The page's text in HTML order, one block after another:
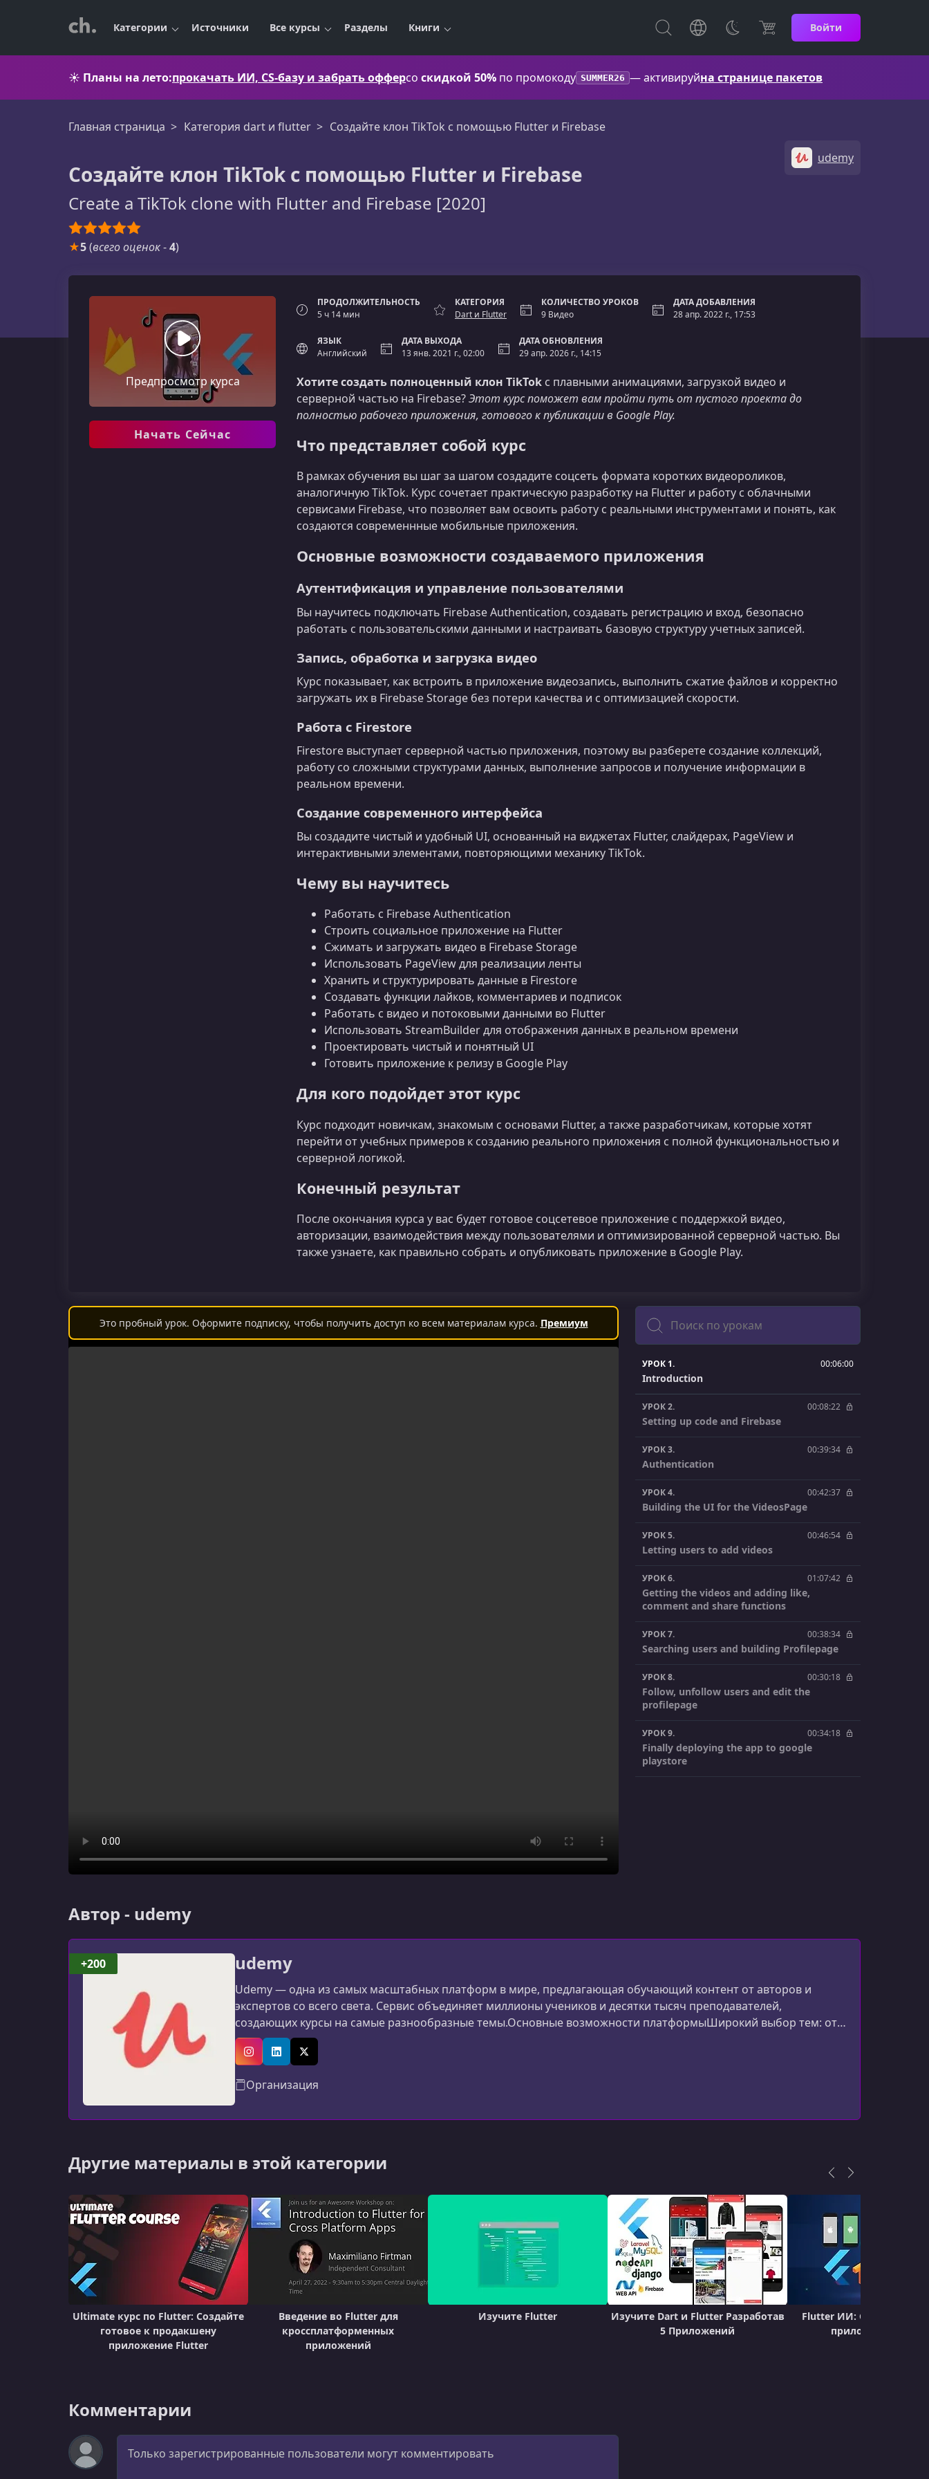
Категории Источники Все курсы Разделы Книги Войти
☀️ Планы на лето:прокачать ИИ, CS-базу и забрать офферсо скидкой 50% по промокоду SUMMER26 — активируйна странице пакетов
Главная страница Категория dart и flutter Создайте клон TikTok с помощью Flutter и Firebase
Создайте клон TikTok с помощью Flutter и Firebase
Create a TikTok clone with Flutter and Firebase [2020]
udemy
★5(всего оценок-4)
Предпросмотр курса
Начать Сейчас
ПРОДОЛЖИТЕЛЬНОСТЬ
5 ч 14 мин
КАТЕГОРИЯ
Dart и Flutter
КОЛИЧЕСТВО УРОКОВ
9 Видео
ДАТА ДОБАВЛЕНИЯ
28 апр. 2022 г., 17:53
ЯЗЫК
Английский
ДАТА ВЫХОДА
13 янв. 2021 г., 02:00
ДАТА ОБНОВЛЕНИЯ
29 апр. 2026 г., 14:15
Хотите создать полноценный клон TikTok с плавными анимациями, загрузкой видео и
серверной частью на Firebase?Этот курс поможет вам пройти путь от пустого проекта до
полностью рабочего приложения, готового к публикации в Google Play.
Что представляет собой курс
В рамках обучения вы шаг за шагом создадите соцсеть формата коротких видеороликов,
аналогичную TikTok. Курс сочетает практическую разработку на Flutter и работу с облачными
сервисами Firebase, что позволяет вам освоить работу с реальными инструментами и понять, как
создаются современнные мобильные приложения.
Основные возможности создаваемого приложения
Аутентификация и управление пользователями
Вы научитесь подключать Firebase Authentication, создавать регистрацию и вход, безопасно
работать с пользовательскими данными и настраивать базовую структуру учетных записей.
Запись, обработка и загрузка видео
Курс показывает, как встроить в приложение видеозапись, выполнить сжатие файлов и корректно
загружать их в Firebase Storage без потери качества и с оптимизацией скорости.
Работа с Firestore
Firestore выступает серверной частью приложения, поэтому вы разберете создание коллекций,
работу со сложными структурами данных, выполнение запросов и получение информации в
реальном времени.
Создание современного интерфейса
Вы создадите чистый и удобный UI, основанный на виджетах Flutter, слайдерах, PageView и
интерактивными элементами, повторяющими механику TikTok.
Чему вы научитесь
Работать с Firebase Authentication
Строить социальное приложение на Flutter
Сжимать и загружать видео в Firebase Storage
Использовать PageView для реализации ленты
Хранить и структурировать данные в Firestore
Создавать функции лайков, комментариев и подписок
Работать с видео и потоковыми данными во Flutter
Использовать StreamBuilder для отображения данных в реальном времени
Проектировать чистый и понятный UI
Готовить приложение к релизу в Google Play
Для кого подойдет этот курс
Курс подходит новичкам, знакомым с основами Flutter, а также разработчикам, которые хотят
перейти от учебных примеров к созданию реального приложения с полной функциональностью и
серверной логикой.
Конечный результат
После окончания курса у вас будет готовое соцсетевое приложение с поддержкой видео,
авторизации, взаимодействия между пользователями и оптимизированной серверной частью. Вы
также узнаете, как правильно собрать и опубликовать приложение в Google Play.
Это пробный урок. Оформите подписку, чтобы получить доступ ко всем материалам курса. Премиум
Поиск
УРОК 1. 00:06:00
Introduction
УРОК 2. 00:08:22
Setting up code and Firebase
УРОК 3. 00:39:34
Authentication
УРОК 4. 00:42:37
Building the UI for the VideosPage
УРОК 5. 00:46:54
Letting users to add videos
УРОК 6. 01:07:42
Getting the videos and adding like,
comment and share functions
УРОК 7. 00:38:34
Searching users and building Profilepage
УРОК 8. 00:30:18
Follow, unfollow users and edit the
profilepage
УРОК 9. 00:34:18
Finally deploying the app to google
playstore
Автор - udemy
udemy
Udemy — одна из самых масштабных платформ в мире, предлагающая обучающий контент от авторов и
экспертов со всего света. Сервис объединяет миллионы учеников и десятки тысяч преподавателей,
создающих курсы на самые разнообразные темы.Основные возможности платформыШирокий выбор тем: от
программирования и дизайна до маркетинга, психологии и личной эффективности.Глобальное сообщество
авторов: материалы создаются специалистами из разных стран.Удобный ф
InstagramLinkedInX (Twitter)
Организация
+200
Другие материалы в этой категории
Ultimate курс по Flutter: Создайте
готовое к продакшену
приложение Flutter
Введение во Flutter для
кроссплатформенных
приложений
Изучите Flutter
Изучите Dart и Flutter Разработав
5 Приложений
Flutter ИИ: Создайте
приложений с ИИ
Комментарии
Комментарий